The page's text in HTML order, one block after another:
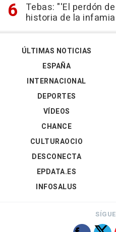
Tebas: "'El perdón
historia de la infamia
ÚLTIMAS NOTICIAS
ESPAÑA
INTERNACIONAL
DEPORTES
VÍDEOS
CHANCE
CULTURAOCIO
DESCONECTA
EPDATA.ES
INFOSALUS